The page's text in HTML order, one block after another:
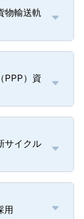
物輸送軌
PPP）資
サイクル
用